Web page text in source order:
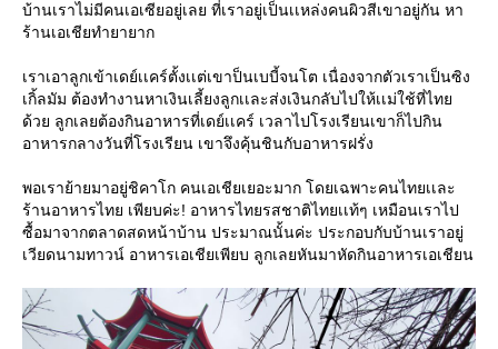
บ้านเราไม่มีคนเอเซียอยู่เลย ที่เราอยู่เป็นเเหล่งคนผิวสีเขาอยู่กัน หา
ร้านเอเชียทำยายาก
เราเอาลูกเข้าเดย์เเคร์ตั้งเเต่เขาป็นเบบี้จนโต เนื่องจากตัวเราเป็นซิง
เกิ้ลมัม ต้องทำงานหาเงินเลี้ยงลูกเเละส่งเงินกลับไปให้เเม่ใช้ที่ไทย
ด้วย ลูกเลยต้องกินอาหารที่เดย์เเคร์ เวลาไปโรงเรียนเขาก็ไปกิน
อาหารกลางวันที่โรงเรียน เขาจึงคุ้นชินกับอาหารฝรั่ง
พอเราย้ายมาอยู่ชิคาโก คนเอเชียเยอะมาก โดยเฉพาะคนไทยเเละ
ร้านอาหารไทย เพียบค่ะ! อาหารไทยรสชาติไทยเเท้ๆ เหมือนเราไป
ซื้อมาจากตลาดสดหน้าบ้าน ประมาณนั้นค่ะ ประกอบกับบ้านเราอยู่
เวียดนามทาวน์ อาหารเอเชียเพียบ ลูกเลยหันมาหัดกินอาหารเอเชียน